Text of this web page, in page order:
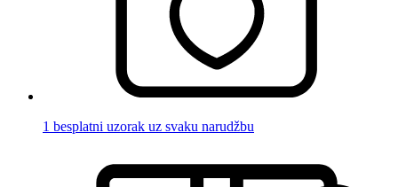
1 besplatni uzorak uz svaku narudžbu